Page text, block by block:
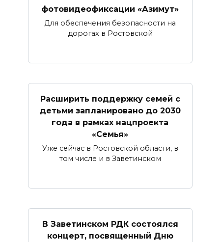
фотовидеофиксации «Азимут»
Для обеспечения безопасности на
дорогах в Ростовской
Расширить поддержку семей с
детьми запланировано до 2030
года в рамках нацпроекта
«Семья»
Уже сейчас в Ростовской области, в
том числе и в Заветинском
В Заветинском РДК состоялся
концерт, посвященный Дню